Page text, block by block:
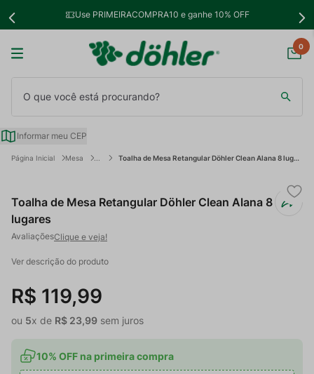
Use PRIMEIRACOMPRA10 e ganhe 10% OFF
0
Informar meu CEP
Mesa Toalha de Mesa Retangular Döhler Clean Alana 8 lugares
Toalha de Mesa Retangular Döhler Clean Alana 8
lugares
Clique e veja!
Ver descrição do produto
R$ 119,99
ou 5x de R$ 23,99 sem juros
10% OFF na primeira compra